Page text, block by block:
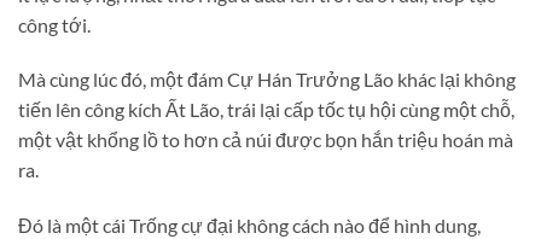
công tới.
Mà cùng lúc đó, một đám Cự Hán Trưởng Lão khác lại không
tiến lên công kích Ất Lão, trái lại cấp tốc tụ hội cùng một chỗ,
một vật khổng lồ to hơn cả núi được bọn hắn triệu hoán mà
ra.
Đó là một cái Trống cự đại không cách nào để hình dung,